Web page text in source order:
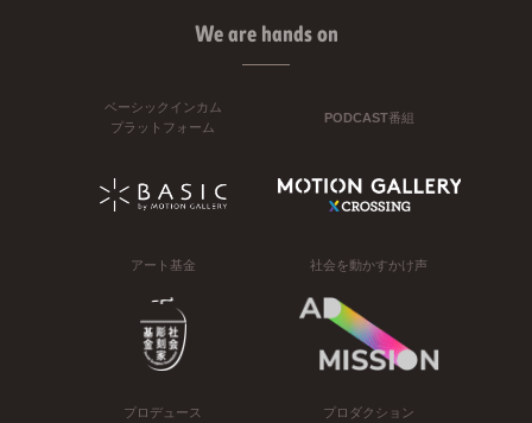
We are hands on
ベーシックインカム
プラットフォーム
PODCAST番組
アート基金 社会を動かすかけ声
プロデュース プロダクション